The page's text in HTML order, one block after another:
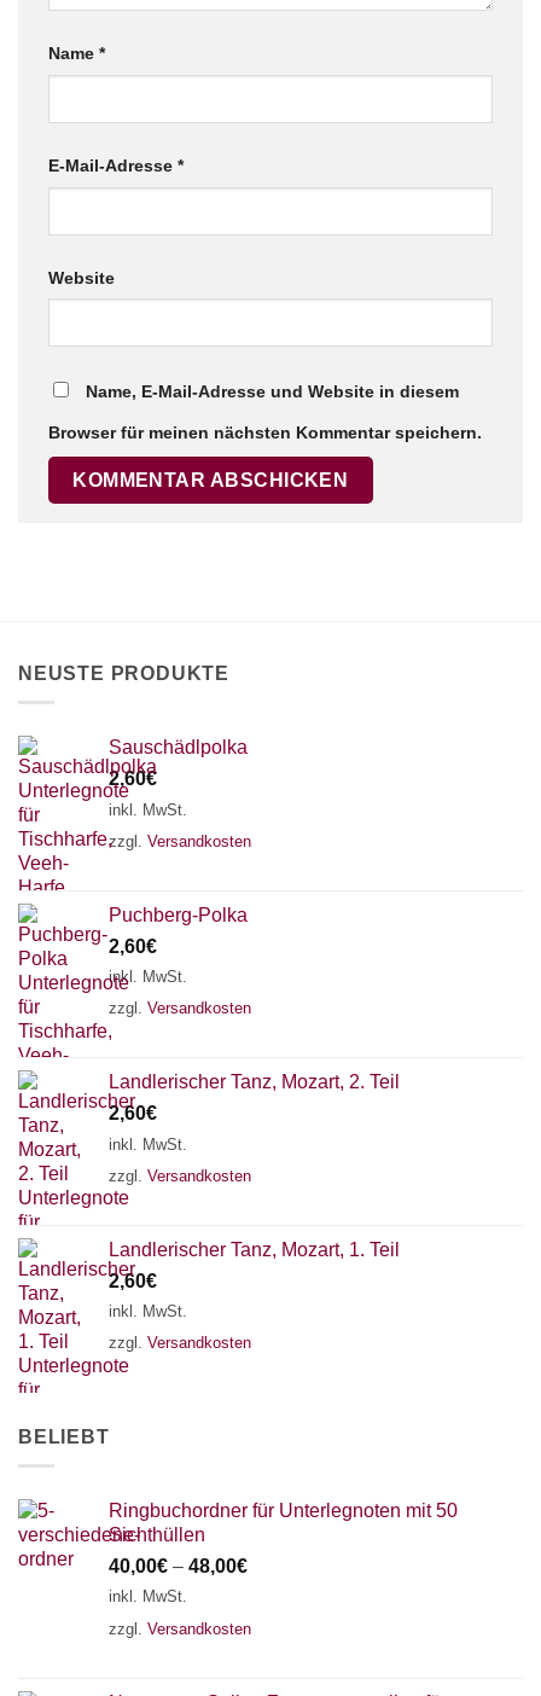
Name *
E-Mail-Adresse *
Website
Name, E-Mail-Adresse und Website in diesem
Browser für meinen nächsten Kommentar speichern.
NEUSTE PRODUKTE
Sauschädlpolka
2,60€
inkl. MwSt.
zzgl. Versandkosten
Puchberg-Polka
2,60€
inkl. MwSt.
zzgl. Versandkosten
Landlerischer Tanz, Mozart, 2. Teil
2,60€
inkl. MwSt.
zzgl. Versandkosten
Landlerischer Tanz, Mozart, 1. Teil
2,60€
inkl. MwSt.
zzgl. Versandkosten
BELIEBT
Ringbuchordner für Unterlegnoten mit 50
Sichthüllen
40,00€ – 48,00€
inkl. MwSt.
zzgl. Versandkosten
18 SAITEN
AKKORDZITHER